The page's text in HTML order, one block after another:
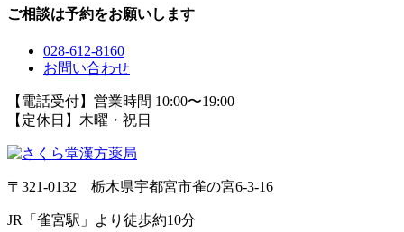
ご相談は予約をお願いします
028-612-8160
お問い合わせ
【電話受付】営業時間 10:00〜19:00
【定休日】木曜・祝日
〒321-0132 栃木県宇都宮市雀の宮6-3-16
JR「雀宮駅」より徒歩約10分